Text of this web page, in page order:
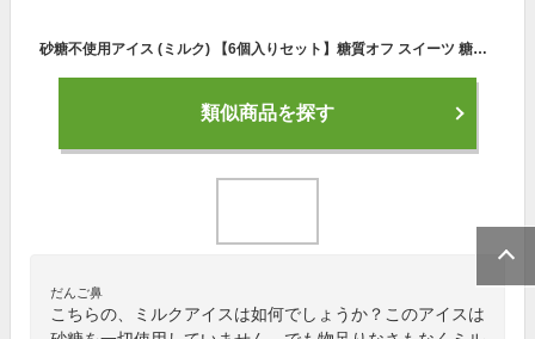
砂糖不使用アイス (ミルク) 【6個入りセット】糖質オフ スイーツ 糖質制限ダイエット アイスクリーム糖質制限 スイーツ 低糖質 スイーツ 糖質カット ダイエット食品 ダイエットフード スイーツ 低カロリー コントロール 食品 糖質制限 おやつ ダイエット アイス
類似商品を探す
だんご鼻
こちらの、ミルクアイスは如何でしょうか？このアイスは